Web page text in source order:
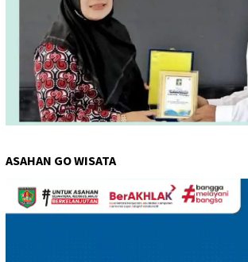
ASAHAN GO WISATA
Pemutar
Video